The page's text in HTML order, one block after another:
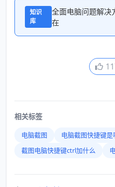
知识
库
全面电脑问题解决
在
相关标签
电脑截图
电脑截图快捷键是
截图电脑快捷键ctrl加什么